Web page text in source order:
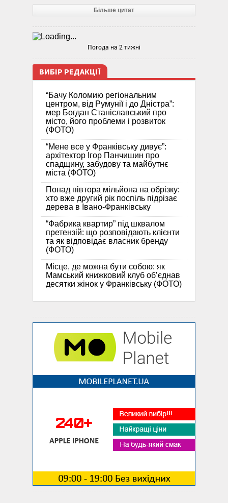
Більше цитат
Погода на 2 тижні
ВИБІР РЕДАКЦІЇ
“Бачу Коломию регіональним
центром, від Румунії і до Дністра”:
мер Богдан Станіславський про
місто, його проблеми і розвиток
(ФОТО)
“Мене все у Франківську дивує”:
архітектор Ігор Панчишин про
спадщину, забудову та майбутнє
міста (ФОТО)
Понад півтора мільйона на обрізку:
хто вже другий рік поспіль підрізає
дерева в Івано-Франківську
“Фабрика квартир” під шквалом
претензій: що розповідають клієнти
та як відповідає власник бренду
(ФОТО)
Місце, де можна бути собою: як
Мамський книжковий клуб об’єднав
десятки жінок у Франківську (ФОТО)